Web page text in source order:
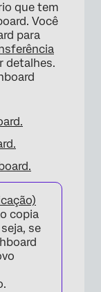
que tem
Você
para
detalhes.
copia
se